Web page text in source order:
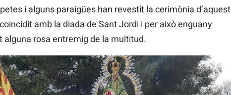
i alguns paraigües han revestit la cerimònia d’aquest
amb la diada de Sant Jordi i per això enguany
alguna rosa entremig de la multitud.